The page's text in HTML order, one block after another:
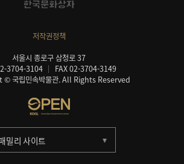
저작권정책
서울시 종로구 삼청로 37
3704-3104
FAX 02-3704-3149
국립민속박물관. All Rights Reserved
밀리 사이트